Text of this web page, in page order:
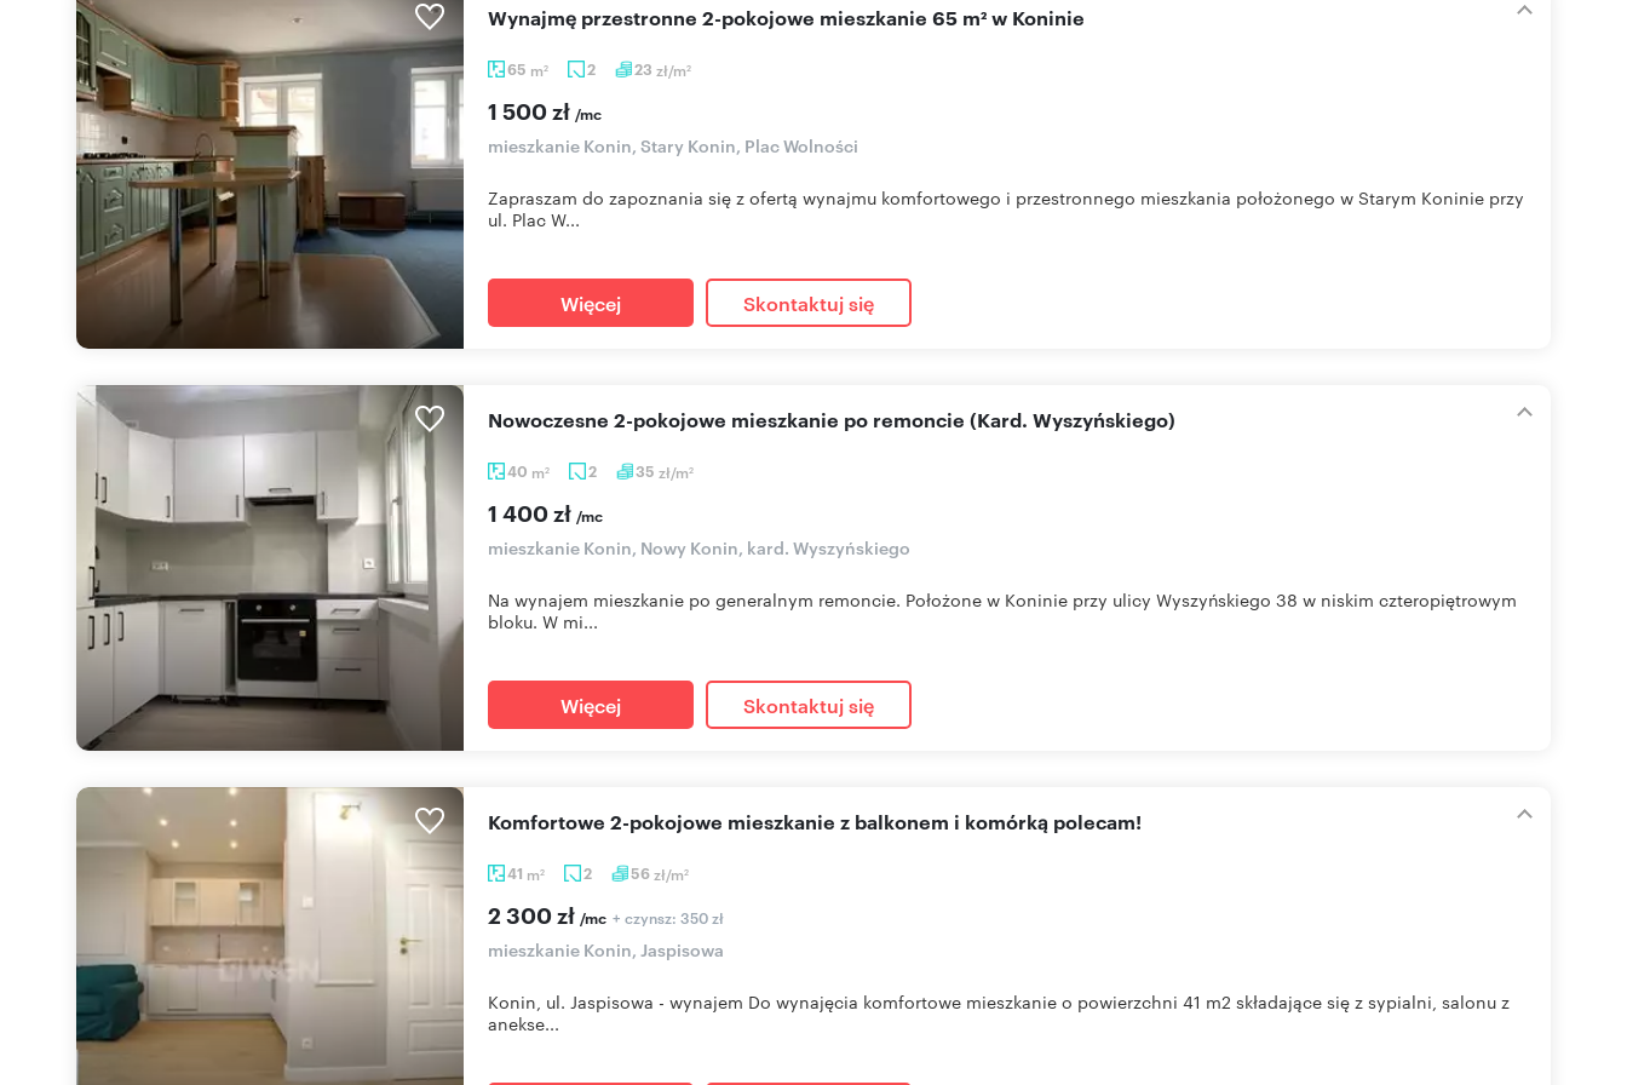
65 m2 2 23 zł/m2
Wynajmę przestronne 2-pokojowe mieszkanie 65 m² w Koninie
1 500 zł /mc
mieszkanie Konin, Stary Konin, Plac Wolności
Zapraszam do zapoznania się z ofertą wynajmu komfortowego i przestronnego mieszkania położonego w Starym Koninie przy
ul. Plac W...
Więcej Skontaktuj się
40 m2 2 35 zł/m2
Nowoczesne 2-pokojowe mieszkanie po remoncie (Kard. Wyszyńskiego)
1 400 zł /mc
mieszkanie Konin, Nowy Konin, kard. Wyszyńskiego
Na wynajem mieszkanie po generalnym remoncie. Położone w Koninie przy ulicy Wyszyńskiego 38 w niskim czteropiętrowym
bloku. W mi...
Więcej Skontaktuj się
41 m2 2 56zł/m2
Komfortowe 2-pokojowe mieszkanie z balkonem i komórką polecam!
2 300 zł /mc + czynsz: 350 zł
mieszkanie Konin, Jaspisowa
Konin, ul. Jaspisowa - wynajem Do wynajęcia komfortowe mieszkanie o powierzchni 41 m2 składające się z sypialni, salonu z
anekse...